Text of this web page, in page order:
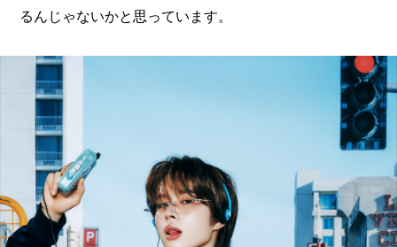
るんじゃないかと思っています。